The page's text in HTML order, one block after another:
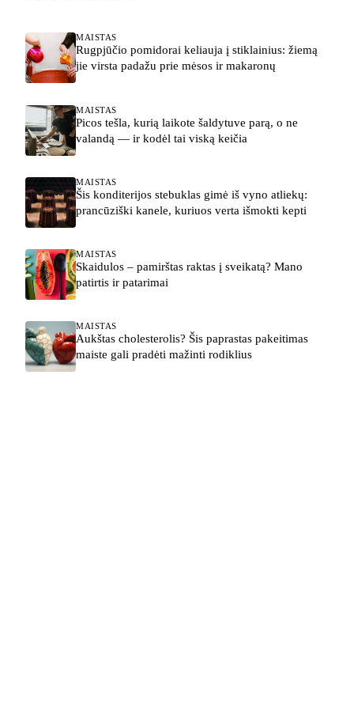
MAISTAS
Rugpjūčio pomidorai keliauja į stiklainius: žiemą
jie virsta padažu prie mėsos ir makaronų
MAISTAS
Picos tešla, kurią laikote šaldytuve parą, o ne
valandą — ir kodėl tai viską keičia
MAISTAS
Šis konditerijos stebuklas gimė iš vyno atliekų:
prancūziški kanele, kuriuos verta išmokti kepti
MAISTAS
Skaidulos – pamirštas raktas į sveikatą? Mano
patirtis ir patarimai
MAISTAS
Aukštas cholesterolis? Šis paprastas pakeitimas
maiste gali pradėti mažinti rodiklius